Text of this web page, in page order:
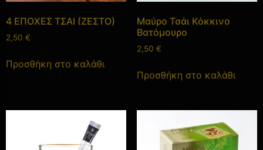
4 ΕΠΟΧΕΣ ΤΣΑΙ (ΖΕΣΤΟ)
2,50 €
Προσθήκη στο καλάθι
Μαύρο Τσάι Κόκκινο
Βατόμουρο
2,50 €
Προσθήκη στο καλάθι